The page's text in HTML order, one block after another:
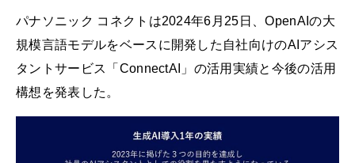
パナソニック コネクトは2024年6月25日、OpenAIの大
規模言語モデルをベースに開発した自社向けのAIアシス
タントサービス「ConnectAI」の活用実績と今後の活用
構想を発表した。